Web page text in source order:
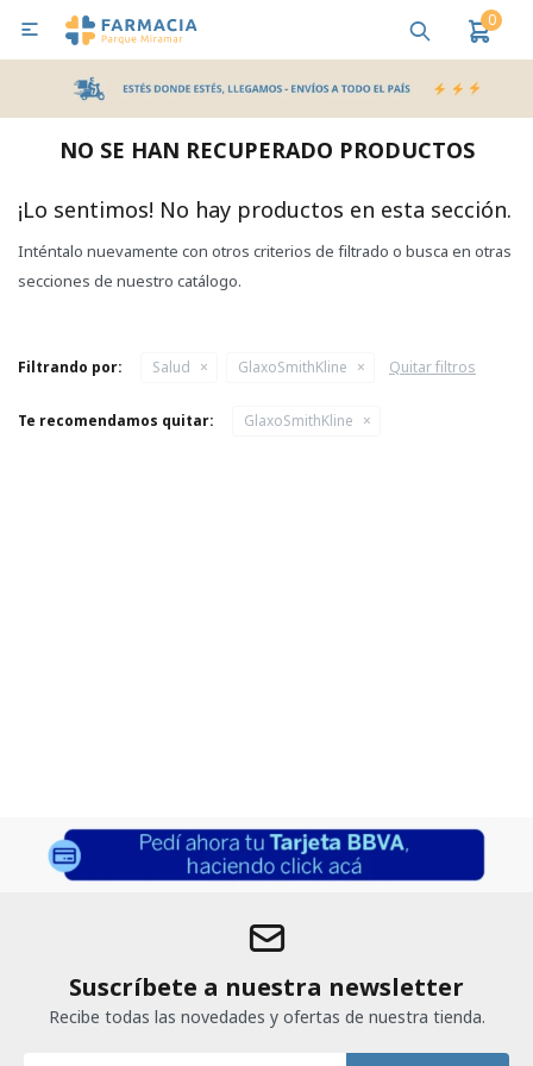
0

NO SE HAN RECUPERADO PRODUCTOS
¡Lo sentimos! No hay productos en esta sección.
Inténtalo nuevamente con otros criterios de filtrado o busca en otras
secciones de nuestro catálogo.
Filtrando por: Salud GlaxoSmithKline Quitar filtros
Te recomendamos quitar: GlaxoSmithKline
Suscríbete a nuestra newsletter
Recibe todas las novedades y ofertas de nuestra tienda.
MI CUENTA
Bebes y Maternidad Salud
Pañales y Toallitas
Lactancia y Nutrición
Higiene y Bienestar